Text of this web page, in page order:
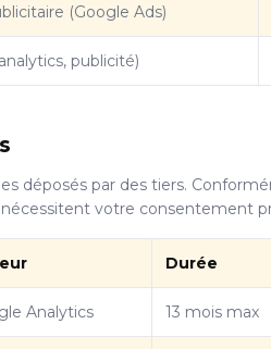
(Google Ads)
publicité)
déposés par des tiers.
votre consentement
Durée
Analytics 13 mois max